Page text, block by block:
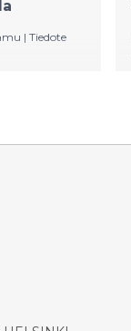
| Tiedote
vieläpä